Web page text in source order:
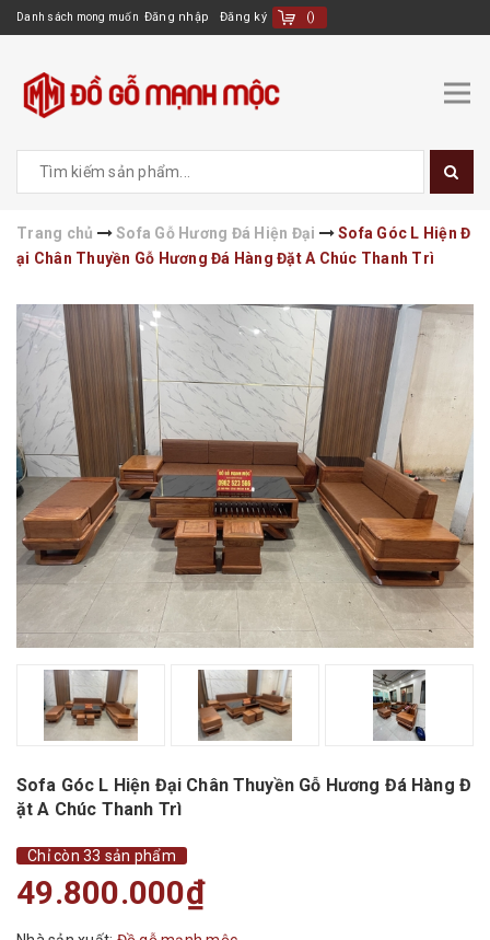
Danh sách mong muốn Đăng nhập Đăng ký ()
Trang chủ Sofa Gỗ Hương Đá Hiện Đại
Sofa Góc L Hiện Đ
ại Chân Thuyền Gỗ Hương Đá Hàng Đặt A Chúc Thanh Trì
Sofa Góc L Hiện Đại Chân Thuyền Gỗ Hương Đá Hàng Đ
ặt A Chúc Thanh Trì
Chỉ còn 33 sản phẩm
49.800.000₫